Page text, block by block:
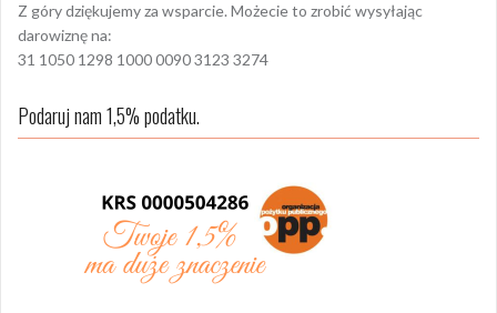
Z góry dziękujemy za wsparcie. Możecie to zrobić wysyłając
darowiznę na:
31 1050 1298 1000 0090 3123 3274
Podaruj nam 1,5% podatku.